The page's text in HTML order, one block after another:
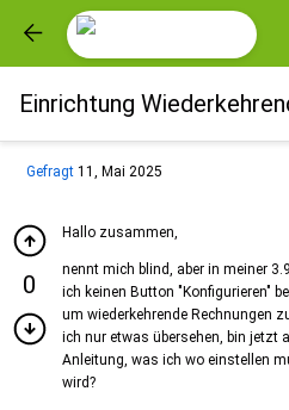
Einrichtung
Gefragt 11, Mai 2025
0
Hallo zusammen,
nennt mich blind, aber in meiner
ich keinen Button "Konfigurieren"
um wiederkehrende Rechnungen
ich nur etwas übersehen, bin jetzt
Anleitung, was ich wo einstellen
wird?